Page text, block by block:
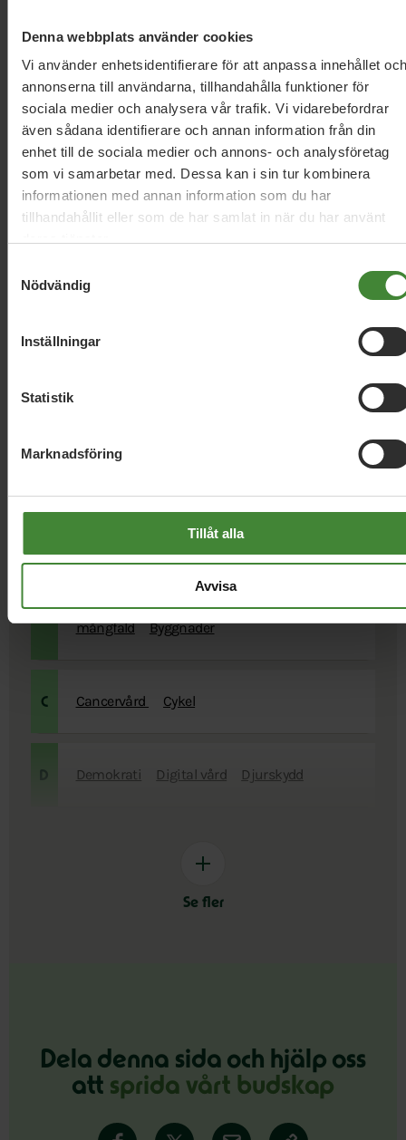
Denna webbplats använder cookies
Vi använder enhetsidentifierare för att anpassa innehållet och
annonserna till användarna, tillhandahålla funktioner för
sociala medier och analysera vår trafik. Vi vidarebefordrar
även sådana identifierare och annan information från din
enhet till de sociala medier och annons- och analysföretag
som vi samarbetar med. Dessa kan i sin tur kombinera
informationen med annan information som du har
tillhandahållit eller som de har samlat in när du har använt
Nödvändig
Inställningar
Statistik
Marknadsföring
Tillåt alla
Avvisa
Läs mer
I vårtregionpolitiska programkan du läsa mer om
vår politik kring djurskydd.
Här kan du läsa merom vad vi driver på nationell
nivå kring djurskydd.
frågor
mångfald
Byggnader
C Cancervård Cykel
D Demokrati Digital vård Djurskydd
Se fler
Dela denna sida och hjälp oss
att sprida vårt budskap